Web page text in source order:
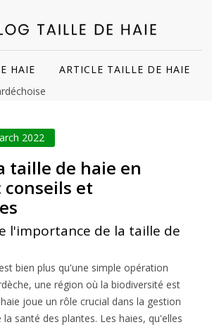
HAIE ARTICLE TAILLE DE HAIE
2022
taille de haie en
conseils et
l'importance de la taille de
bien plus qu'une simple opération
une région où la biodiversité est
joue un rôle crucial dans la gestion
la santé des plantes. Les haies, qu'elles